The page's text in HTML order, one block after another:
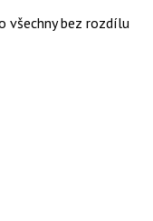
všechny bez rozdílu